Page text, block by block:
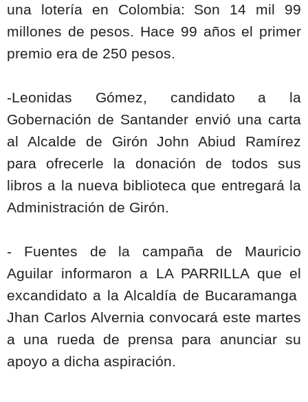
una lotería en Colombia: Son 14 mil 99
millones de pesos. Hace 99 años el primer
premio era de 250 pesos.
-Leonidas Gómez, candidato a la
Gobernación de Santander envió una carta
al Alcalde de Girón John Abiud Ramírez
para ofrecerle la donación de todos sus
libros a la nueva biblioteca que entregará la
Administración de Girón.
- Fuentes de la campaña de Mauricio
Aguilar informaron a LA PARRILLA que el
excandidato a la Alcaldía de Bucaramanga
Jhan Carlos Alvernia convocará este martes
a una rueda de prensa para anunciar su
apoyo a dicha aspiración.